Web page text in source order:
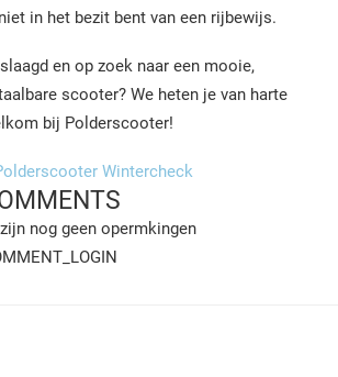
in het bezit bent van een rijbewijs.
en op zoek naar een mooie,
scooter? We heten je van harte
bij Polderscooter!
Wintercheck
nog geen opermkingen